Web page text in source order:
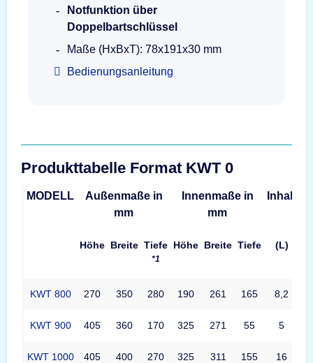
Notfunktion über
Doppelbartschlüssel
Maße (HxBxT): 78x191x30 mm
Bedienungsanleitung
Produkttabelle Format KWT 0
MODELL
Außenmaße in
mm
Innenmaße in
mm
Inhalt
Höhe Breite Tiefe
*1
Höhe Breite Tiefe (L)
KWT 800 270 350 280 190 261 165 8,2
KWT 900 405 360 170 325 271 55 5
KWT 1000 405 400 270 325 311 155 16